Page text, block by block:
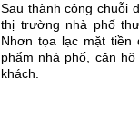
Sau thành công chuỗi
thị trường nhà phố
Nhơn tọa lạc mặt tiền
phẩm nhà phố, căn
khách.